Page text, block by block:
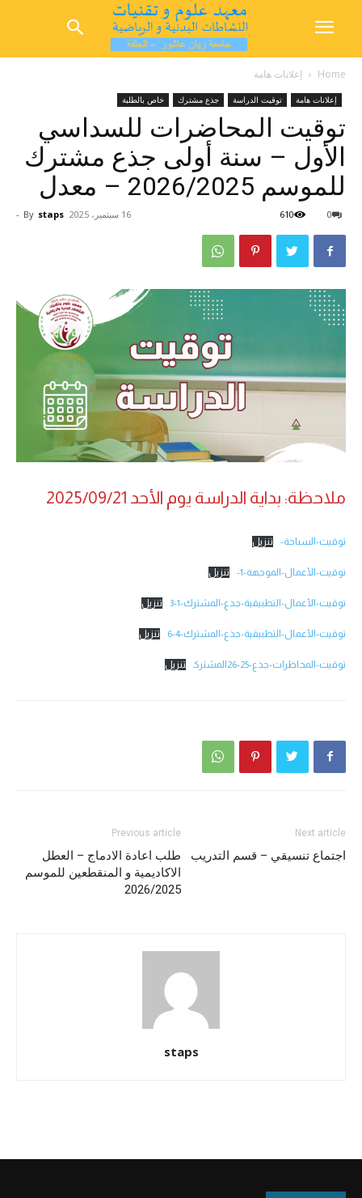
Home إعلانات هامة
إعلانات هامة توقيت الدراسة جذع مشترك خاص بالطلبة
توقيت المحاضرات للسداسي
الأول – سنة أولى جذع مشترك
للموسم 2026/2025 – معدل
By staps
- 16 سبتمبر، 2025 0
610
ملاحظة: بداية الدراسة يوم الأحد 2025/09/21
توقيت-السباحة- تنزيل
توقيت-الأعمال-الموجهة-1- تنزيل
توقيت-الأعمال-التطبيقية-جذع-المشترك-1-3 تنزيل
توقيت-الأعمال-التطبيقية-جذع-المشترك-4-6 تنزيل
توقيت-المحاظرات-جذع-25-26المشترك تنزيل
Previous article
طلب اعادة الادماج – العطل
الاكاديمية و المنقطعين للموسم
2026/2025
Next article
اجتماع تنسيقي – قسم التدريب
staps